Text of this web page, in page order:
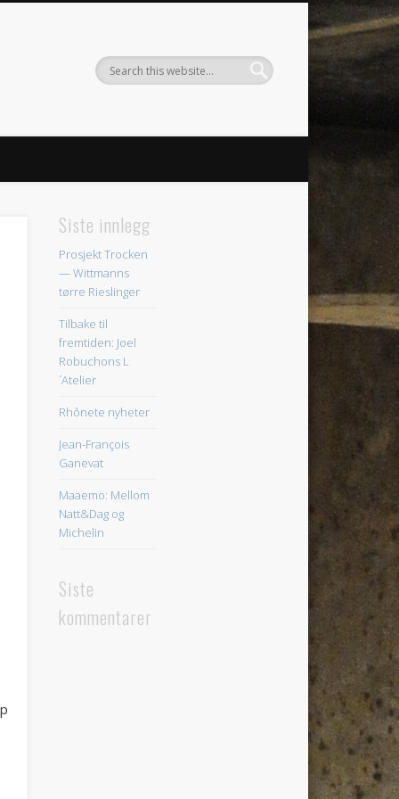
Siste innlegg
Prosjekt Trocken
— Wittmanns
tørre Rieslinger
Tilbake til
fremtiden: Joel
Robuchons L
´Atelier
Rhônete nyheter
Jean-François
Ganevat
Maaemo: Mellom
Natt&Dag og
Michelin
Siste
kommentarer